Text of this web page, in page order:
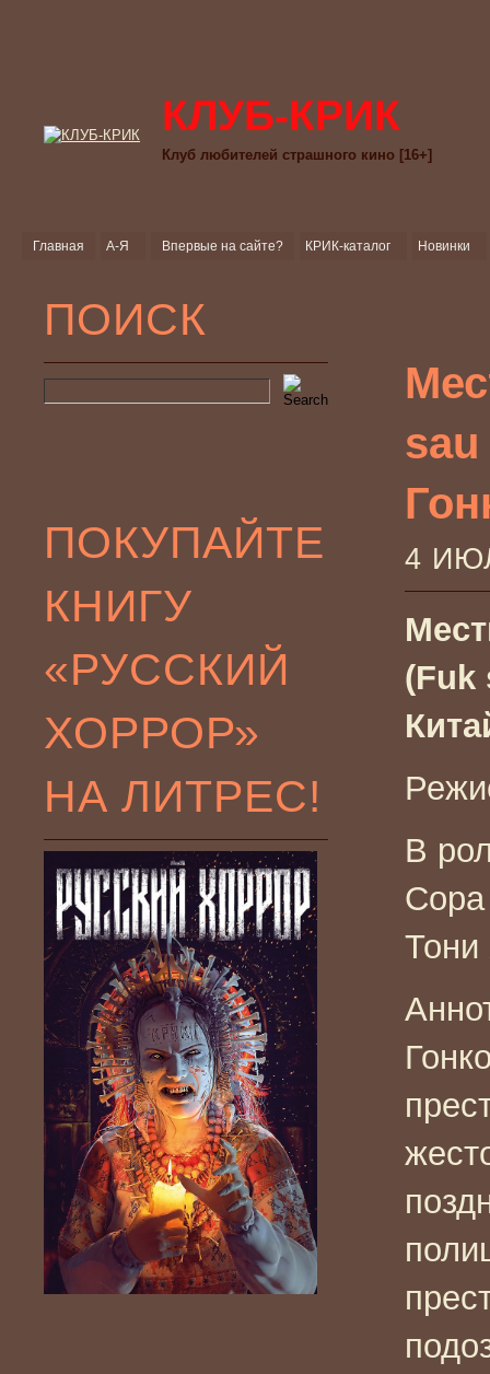
КЛУБ-КРИК
Клуб любителей страшного кино [16+]
Главная А-Я Впервые на сайте? КРИК-каталог Новинки
ПОИСК
ПОКУПАЙТЕ
КНИГУ
«РУССКИЙ
ХОРРОР»
НА ЛИТРЕС!
4
(Fuk
В